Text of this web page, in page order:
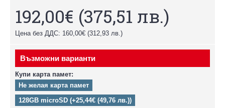
192,00€ (375,51 лв.)
Цена без ДДС: 160,00€ (312,93 лв.)
Възможни варианти
Купи карта памет:
Не желая карта памет
128GB microSD (+25,44€ (49,76 лв.))